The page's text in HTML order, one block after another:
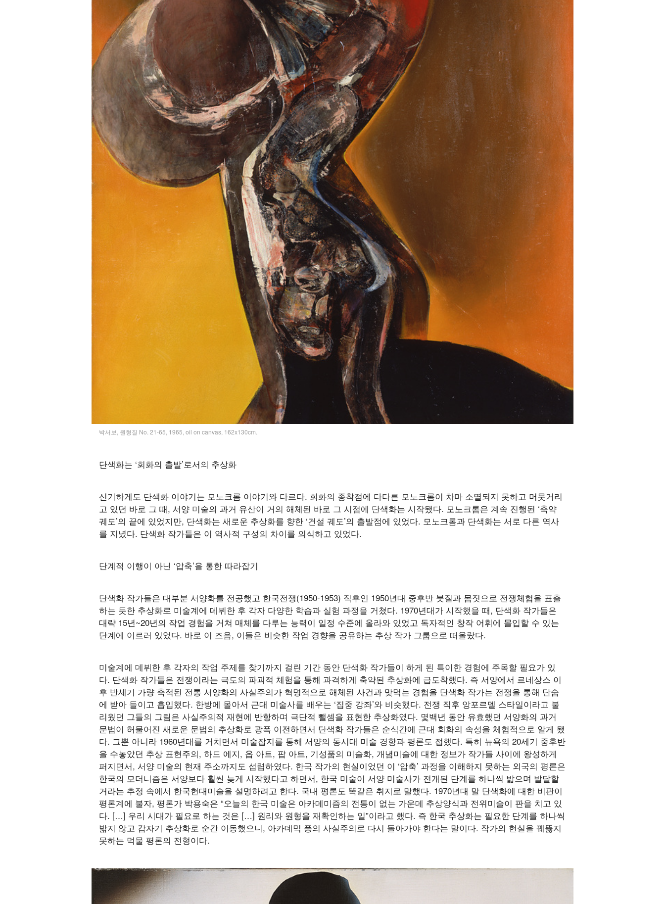
박서보, 원형질 No. 21-65, 1965, oil on canvas, 162x130cm.
단색화는 ‘회화의 출발’로서의 추상화
신기하게도 단색화 이야기는 모노크롬 이야기와 다르다. 회화의 종착점에 다다른 모노크롬이 차마 소멸되지 못하고 머뭇거리
고 있던 바로 그 때, 서양 미술의 과거 유산이 거의 해체된 바로 그 시점에 단색화는 시작됐다. 모노크롬은 계속 진행된 ‘축약
궤도’의 끝에 있었지만, 단색화는 새로운 추상화를 향한 ‘건설 궤도’의 출발점에 있었다. 모노크롬과 단색화는 서로 다른 역사
를 지녔다. 단색화 작가들은 이 역사적 구성의 차이를 의식하고 있었다.
단계적 이행이 아닌 ‘압축’을 통한 따라잡기
단색화 작가들은 대부분 서양화를 전공했고 한국전쟁(1950-1953) 직후인 1950년대 중후반 붓질과 몸짓으로 전쟁체험을 표출
하는 듯한 추상화로 미술계에 데뷔한 후 각자 다양한 학습과 실험 과정을 거쳤다. 1970년대가 시작했을 때, 단색화 작가들은
대략 15년~20년의 작업 경험을 거쳐 매체를 다루는 능력이 일정 수준에 올라와 있었고 독자적인 창작 어휘에 몰입할 수 있는
단계에 이르러 있었다. 바로 이 즈음, 이들은 비슷한 작업 경향을 공유하는 추상 작가 그룹으로 떠올랐다.
미술계에 데뷔한 후 각자의 작업 주제를 찾기까지 걸린 기간 동안 단색화 작가들이 하게 된 특이한 경험에 주목할 필요가 있
다. 단색화 작가들은 전쟁이라는 극도의 파괴적 체험을 통해 과격하게 축약된 추상화에 급도착했다. 즉 서양에서 르네상스 이
후 반세기 가량 축적된 전통 서양화의 사실주의가 혁명적으로 해체된 사건과 맞먹는 경험을 단색화 작가는 전쟁을 통해 단숨
에 받아 들이고 흡입했다. 한방에 몰아서 근대 미술사를 배우는 ‘집중 강좌’와 비슷했다. 전쟁 직후 앙포르멜 스타일이라고 불
리웠던 그들의 그림은 사실주의적 재현에 반항하며 극단적 뺄셈을 표현한 추상화였다. 몇백년 동안 유효했던 서양화의 과거
문법이 허물어진 새로운 문법의 추상화로 광폭 이전하면서 단색화 작가들은 순식간에 근대 회화의 속성을 체험적으로 알게 됐
다. 그뿐 아니라 1960년대를 거치면서 미술잡지를 통해 서양의 동시대 미술 경향과 평론도 접했다. 특히 뉴욕의 20세기 중후반
을 수놓았던 추상 표현주의, 하드 에지, 옵 아트, 팝 아트, 기성품의 미술화, 개념미술에 대한 정보가 작가들 사이에 왕성하게
퍼지면서, 서양 미술의 현재 주소까지도 섭렵하였다. 한국 작가의 현실이었던 이 ‘압축’ 과정을 이해하지 못하는 외국의 평론은
한국의 모더니즘은 서양보다 훨씬 늦게 시작했다고 하면서, 한국 미술이 서양 미술사가 전개된 단계를 하나씩 밟으며 발달할
거라는 추정 속에서 한국현대미술을 설명하려고 한다. 국내 평론도 똑같은 취지로 말했다. 1970년대 말 단색화에 대한 비판이
평론계에 불자, 평론가 박용숙은 “오늘의 한국 미술은 아카데미즘의 전통이 없는 가운데 추상양식과 전위미술이 판을 치고 있
다. […] 우리 시대가 필요로 하는 것은 […] 원리와 원형을 재확인하는 일”이라고 했다. 즉 한국 추상화는 필요한 단계를 하나씩
밟지 않고 갑자기 추상화로 순간 이동했으니, 아카데믹 풍의 사실주의로 다시 돌아가야 한다는 말이다. 작가의 현실을 꿰뜷지
못하는 먹물 평론의 전형이다.